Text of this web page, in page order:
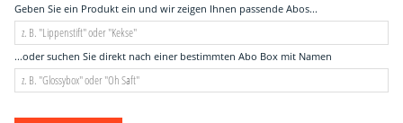
Geben Sie ein Produkt ein und wir zeigen Ihnen passende Abos...
...oder suchen Sie direkt nach einer bestimmten Abo Box mit Namen